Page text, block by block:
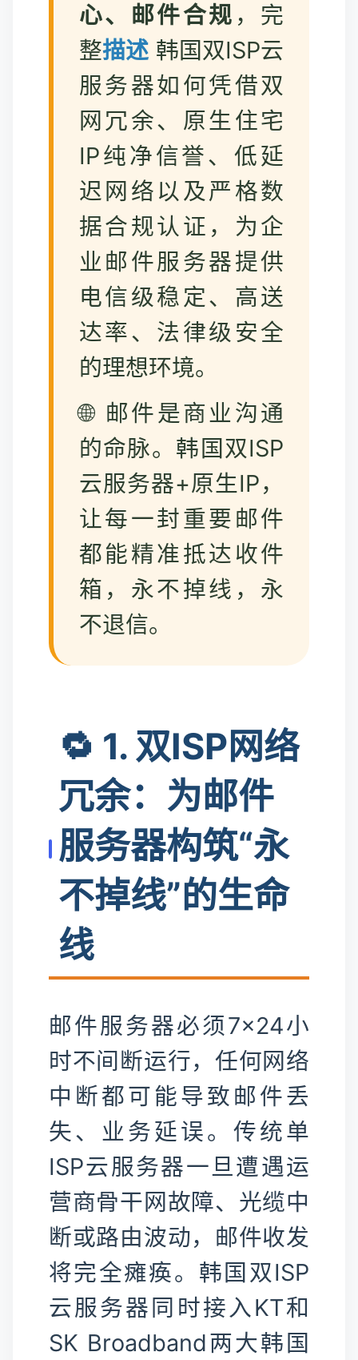
心、邮件合规 ，完
整描述 韩国双ISP云
服务器如何凭借双
网冗余、原生住宅
IP纯净信誉、低延
迟网络以及严格数
据合规认证，为企
业邮件服务器提供
电信级稳定、高送
达率、法律级安全
的理想环境。
🌐 邮件是商业沟通
的命脉。韩国双ISP
云服务器+原生IP，
让每一封重要邮件
都能精准抵达收件
箱，永不掉线，永
不退信。
🔁 1. 双ISP网络
冗余：为邮件
服务器构筑“永
不掉线”的生命
线
邮件服务器必须7×24小
时不间断运行，任何网络
中断都可能导致邮件丢
失、业务延误。传统单
ISP云服务器一旦遭遇运
营商骨干网故障、光缆中
断或路由波动，邮件收发
将完全瘫痪。韩国双ISP
云服务器同时接入KT和
SK Broadband两大韩国